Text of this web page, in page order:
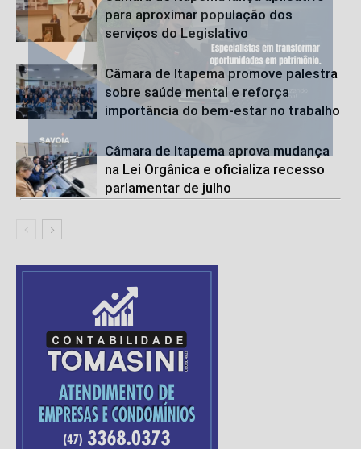
para aproximar população dos
serviços do Legislativo
Câmara de Itapema promove palestra
sobre saúde mental e reforça
importância do bem-estar no trabalho
Câmara de Itapema aprova mudança
na Lei Orgânica e oficializa recesso
parlamentar de julho